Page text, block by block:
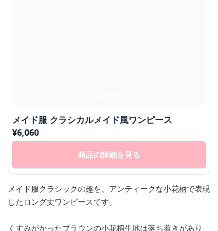
メイド服 クラシカルメイド風ワンピース
¥6,060
商品の詳細を見る
メイド服クラシックの趣を、アンティークな小花柄で表現
したロング丈ワンピースです。
くすみがかったブラウンの小花柄生地は落ち着きがあり、